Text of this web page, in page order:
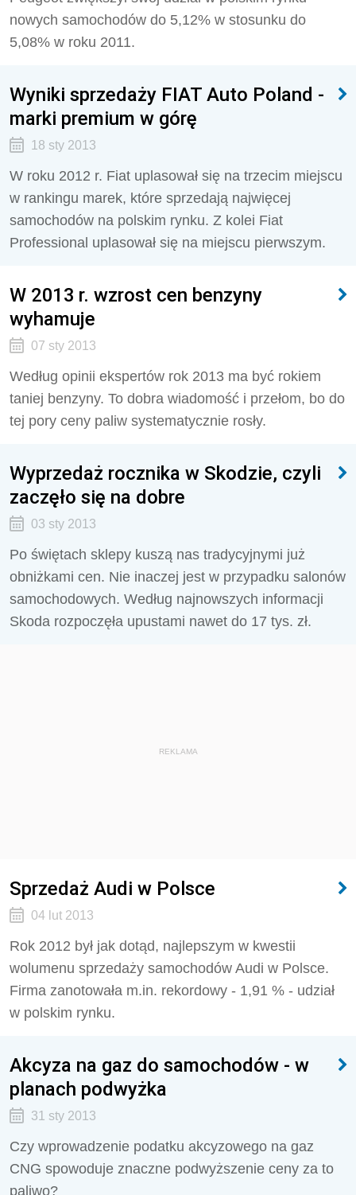
nowych samochodów do 5,12% w stosunku do
5,08% w roku 2011.
Wyniki sprzedaży FIAT Auto Poland -
marki premium w górę
18 sty 2013
W roku 2012 r. Fiat uplasował się na trzecim miejscu
w rankingu marek, które sprzedają najwięcej
samochodów na polskim rynku. Z kolei Fiat
Professional uplasował się na miejscu pierwszym.
W 2013 r. wzrost cen benzyny
wyhamuje
07 sty 2013
Według opinii ekspertów rok 2013 ma być rokiem
taniej benzyny. To dobra wiadomość i przełom, bo do
tej pory ceny paliw systematycznie rosły.
Wyprzedaż rocznika w Skodzie, czyli
zaczęło się na dobre
03 sty 2013
Po świętach sklepy kuszą nas tradycyjnymi już
obniżkami cen. Nie inaczej jest w przypadku salonów
samochodowych. Według najnowszych informacji
Skoda rozpoczęła upustami nawet do 17 tys. zł.
REKLAMA
Sprzedaż Audi w Polsce
04 lut 2013
Rok 2012 był jak dotąd, najlepszym w kwestii
wolumenu sprzedaży samochodów Audi w Polsce.
Firma zanotowała m.in. rekordowy - 1,91 % - udział
w polskim rynku.
Akcyza na gaz do samochodów - w
planach podwyżka
31 sty 2013
Czy wprowadzenie podatku akcyzowego na gaz
CNG spowoduje znaczne podwyższenie ceny za to
paliwo?